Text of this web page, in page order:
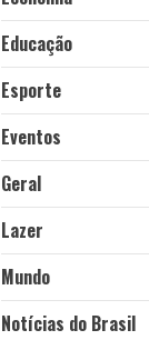
Educação
Esporte
Eventos
Geral
Lazer
Mundo
Notícias do Brasil